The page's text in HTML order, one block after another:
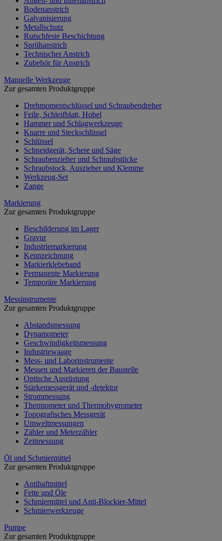
Bodenanstrich
Galvanisierung
Metallschutz
Rutschfeste Beschichtung
Sprühanstrich
Technischer Anstrich
Zubehör für Anstrich
Manuelle Werkzeuge
Zur gesamten Produktgruppe
Drehmomentschlüssel und Schraubendreher
Feile, Schleifblatt, Hobel
Hammer und Schlagwerkzeuge
Knarre und Steckschlüssel
Schlüssel
Schneidgerät, Schere und Säge
Schraubenzieher und Schraubstücke
Schraubstock, Auszieher und Klemme
Werkzeug-Set
Zange
Markierung
Zur gesamten Produktgruppe
Beschilderung im Lager
Gravur
Industriemarkierung
Kennzeichnung
Markierklebeband
Permanente Markierung
Temporäre Markierung
Messinstrumente
Zur gesamten Produktgruppe
Abstandsmessung
Dynamometer
Geschwindigkeitsmessung
Industriewaage
Mess- und Laborinstrumente
Messen und Markieren der Baustelle
Optische Ausrüstung
Stärkemessgerät und -detektor
Strommessung
Thermometer und Thermohygrometer
Topografisches Messgerät
Umweltmessungen
Zähler und Meterzähler
Zeitmessung
Öl und Schmiermittel
Zur gesamten Produktgruppe
Antihaftmittel
Fette und Öle
Schmiermittel und Anti-Blockier-Mittel
Schmierwerkzeuge
Pumpe
Zur gesamten Produktgruppe